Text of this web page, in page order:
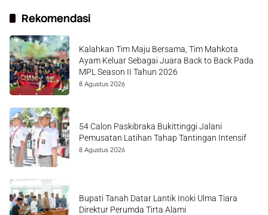
Rekomendasi
Kalahkan Tim Maju Bersama, Tim Mahkota
Ayam Keluar Sebagai Juara Back to Back Pada
MPL Season II Tahun 2026
8 Agustus 2026
54 Calon Paskibraka Bukittinggi Jalani
Pemusatan Latihan Tahap Tantingan Intensif
8 Agustus 2026
Bupati Tanah Datar Lantik Inoki Ulma Tiara
Direktur Perumda Tirta Alami